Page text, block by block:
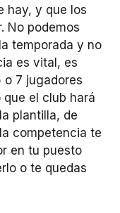
hay, y que los
No podemos
temporada y no
es vital, es
o 7 jugadores
el club hará
plantilla, de
competencia te
en tu puesto
o te quedas